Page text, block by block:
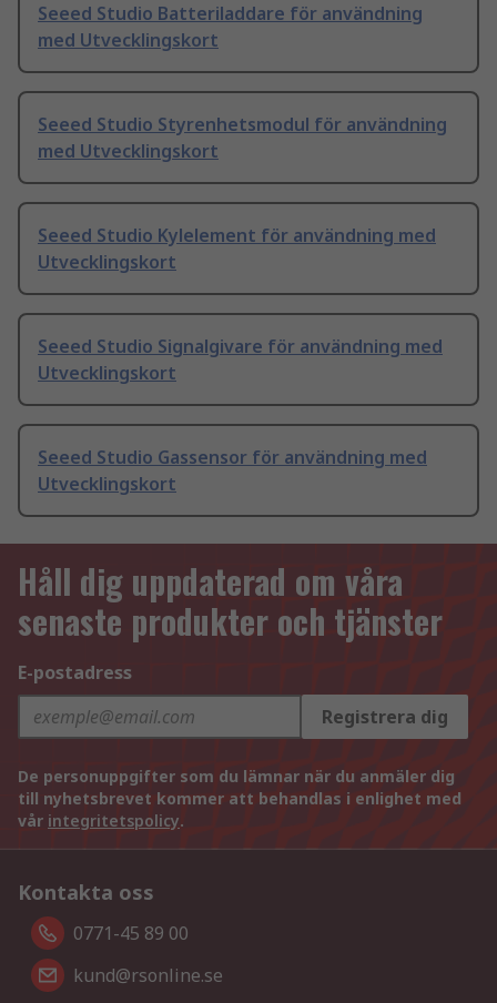
Seeed Studio Batteriladdare för användning
med Utvecklingskort
Seeed Studio Styrenhetsmodul för användning
med Utvecklingskort
Seeed Studio Kylelement för användning med
Utvecklingskort
Seeed Studio Signalgivare för användning med
Utvecklingskort
Seeed Studio Gassensor för användning med
Utvecklingskort
Håll dig uppdaterad om våra
senaste produkter och tjänster
E-postadress
Registrera dig
De personuppgifter som du lämnar när du anmäler dig
till nyhetsbrevet kommer att behandlas i enlighet med
vår integritetspolicy.
Kontakta oss
0771-45 89 00
kund@rsonline.se